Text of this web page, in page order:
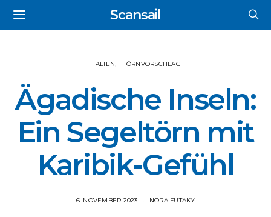
Scansail
ITALIEN TÖRNVORSCHLAG
Ägadische Inseln:
Ein Segeltörn mit
Karibik-Gefühl
6. NOVEMBER 2023 NORA FUTAKY